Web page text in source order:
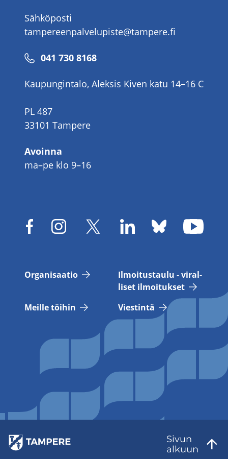
Sähköposti
tampereenpalvelupiste@tampere.fi
Puhelinnumero
041 730 8168
Kaupungintalo, Aleksis Kiven katu 14–16 C
PL 487
33101 Tampere
Avoinna
ma–pe klo 9–16
Or­ga­ni­saa­tio
Il­moi­tus­tau­lu - vi­ral­
li­set il­moi­tuk­set
Meil­le töi­hin
Vies­tin­tä
Sivun
al­kuun